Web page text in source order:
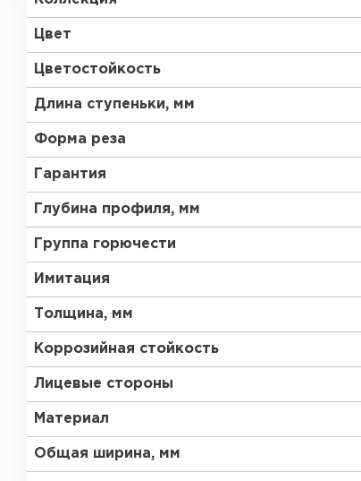
Цвет
Цветостойкость
Длина ступеньки, мм
Форма реза
Гарантия
Глубина профиля, мм
Группа горючести
Имитация
Толщина, мм
Коррозийная стойкость
Лицевые стороны
Материал
Общая ширина, мм